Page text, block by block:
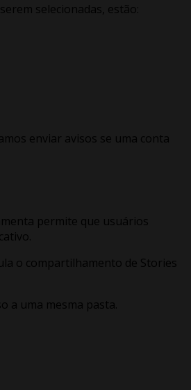
selecionadas, estão:
enviar avisos se uma conta
permite que usuários
o compartilhamento de Stories
a uma mesma pasta.